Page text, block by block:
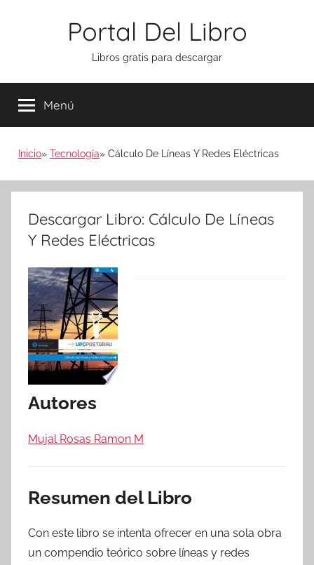
Portal Del Libro
Libros gratis para descargar
Menú
Inicio Tecnología Cálculo De Líneas Y Redes Eléctricas
Descargar Libro: Cálculo De Líneas
Y Redes Eléctricas
Autores
Mujal Rosas Ramon M
Resumen del Libro
Con este libro se intenta ofrecer en una sola obra
un compendio teórico sobre líneas y redes